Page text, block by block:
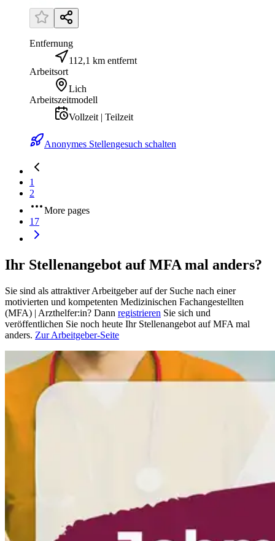
Entfernung
112,1 km entfernt
Arbeitsort
Lich
Arbeitszeitmodell
Vollzeit | Teilzeit
Anonymes Stellengesuch schalten
1
2
More pages
17
Ihr Stellenangebot auf MFA mal anders?
Sie sind als attraktiver Arbeitgeber auf der Suche nach einer
motivierten und kompetenten Medizinischen Fachangestellten
(MFA) | Arzthelfer:in? Dann registrieren Sie sich und
veröffentlichen Sie noch heute Ihr Stellenangebot auf MFA mal
anders. Zur Arbeitgeber-Seite